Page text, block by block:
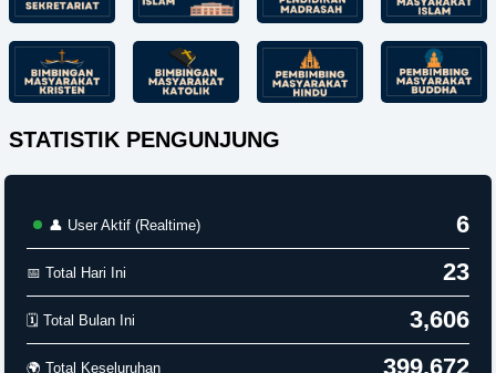
STATISTIK PENGUNJUNG
👤 User Aktif (Realtime) 6
📅 Total Hari Ini 23
🗓️ Total Bulan Ini 3,606
🌍 Total Keseluruhan 399,672